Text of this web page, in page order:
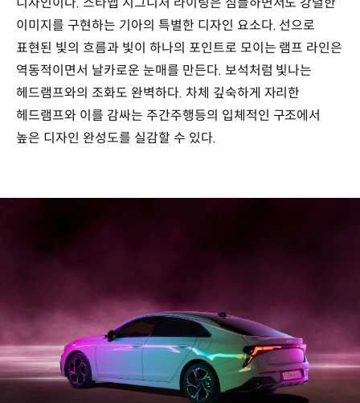
이미지를 구현하는 기아의 특별한 디자인 요소다. 선으로
표현된 빛의 흐름과 빛이 하나의 포인트로 모이는 램프 라인은
역동적이면서 날카로운 눈매를 만든다. 보석처럼 빛나는
헤드램프와의 조화도 완벽하다. 차체 깊숙하게 자리한
헤드램프와 이를 감싸는 주간주행등의 입체적인 구조에서
높은 디자인 완성도를 실감할 수 있다.